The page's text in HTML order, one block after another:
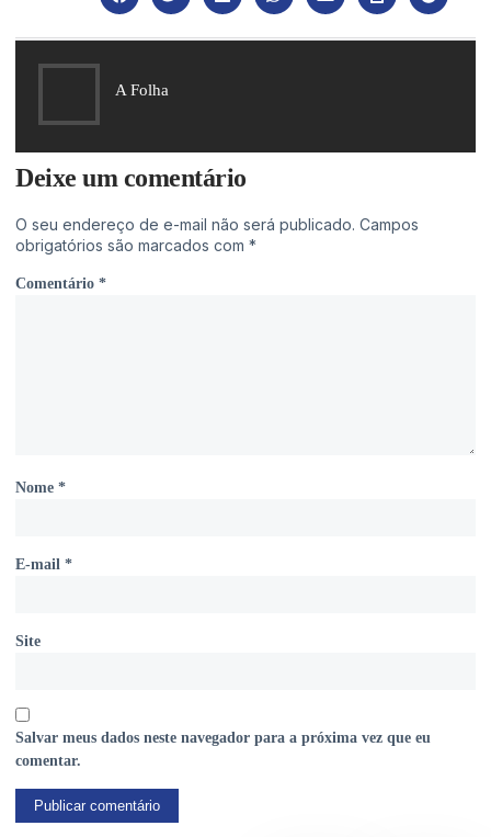
A Folha
Deixe um comentário
O seu endereço de e-mail não será publicado. Campos
obrigatórios são marcados com *
Comentário *
Nome *
E-mail *
Site
Salvar meus dados neste navegador para a próxima vez que eu
comentar.